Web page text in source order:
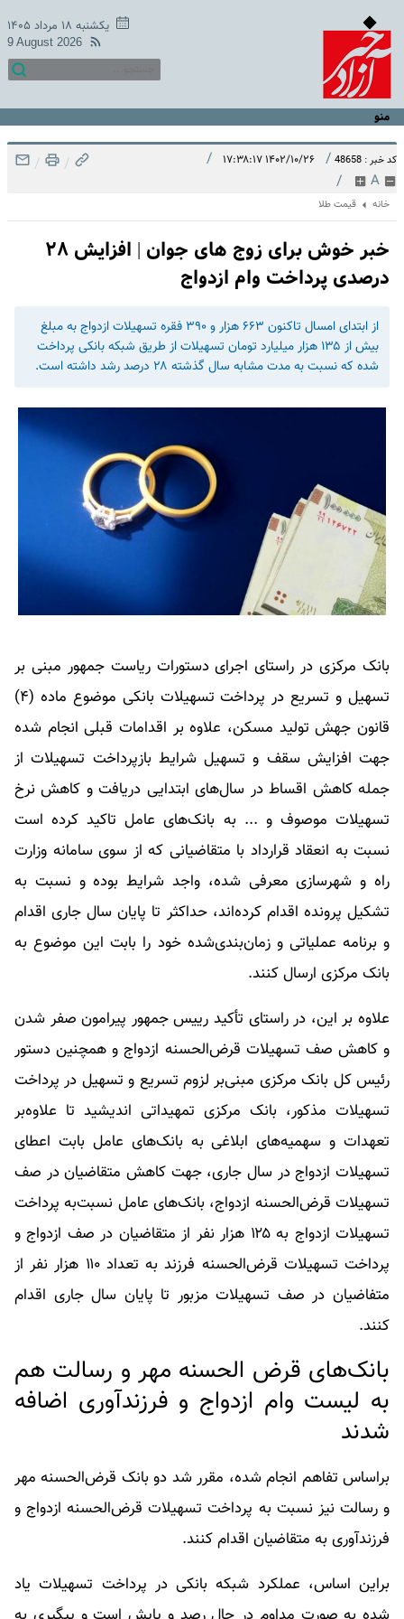
یکشنبه ۱۸ مرداد ۱۴۰۵
9 August 2026
منو
کد خبر : 48658 / ۱۴۰۲/۱۰/۲۶ ۱۷:۳۸:۱۷ /
A
/
/
/
خانه قیمت طلا
خبر خوش برای زوج های جوان | افزایش ۲۸
درصدی پرداخت وام ازدواج
از ابتدای امسال تاکنون ۶۶۳ هزار و ۳۹۰ فقره تسهیلات ازدواج به مبلغ
بیش از ۱۳۵ هزار میلیارد تومان تسهیلات از طریق شبکه بانکی پرداخت
شده که نسبت به مدت مشابه سال گذشته ۲۸ درصد رشد داشته است.
بانک مرکزی در راستای اجرای دستورات ریاست جمهور مبنی‌ بر
تسهیل و تسریع در پرداخت تسهیلات بانکی موضوع ماده (۴)
قانون جهش تولید مسکن، علاوه بر اقدامات قبلی انجام شده
جهت افزایش سقف و تسهیل شرایط بازپرداخت تسهیلات از
جمله کاهش اقساط در سال‌های ابتدایی دریافت و کاهش نرخ
تسهیلات موصوف و ... به بانک‌های عامل تاکید کرده است
نسبت به انعقاد قرارداد با متقاضیانی که از سوی سامانه وزارت
راه و شهرسازی معرفی شده، واجد شرایط بوده و نسبت به
تشکیل پرونده اقدام کرده‌اند، حداکثر تا پایان سال جاری اقدام
و برنامه عملیاتی و زمان‌بندی‌شده خود را بابت این موضوع به
بانک مرکزی ارسال کنند.‌
علاوه بر این، در راستای تأکید رییس جمهور پیرامون صفر شدن
و کاهش صف تسهیلات قرض‌الحسنه ازدواج و همچنین دستور
رئیس کل بانک مرکزی مبنی‌بر لزوم تسریع و تسهیل در پرداخت
تسهیلات مذکور، بانک مرکزی تمهیداتی اندیشید تا علاوه‌بر
تعهدات و سهمیه‌های ابلاغی به بانک‌های عامل بابت اعطای
تسهیلات ازدواج در سال جاری، جهت کاهش متقاضیان در صف
تسهیلات قرض‌الحسنه ازدواج، بانک‌های عامل نسبت‌به پرداخت
تسهیلات ازدواج به ۱۲۵ هزار نفر از متقاضیان در صف ازدواج و
پرداخت تسهیلات قرض‌الحسنه فرزند به تعداد ۱۱۰ هزار نفر از
متفاضیان در صف تسهیلات مزبور تا پایان سال جاری اقدام
کنند.
بانک‌های قرض الحسنه مهر و رسالت هم
به لیست وام ازدواج و فرزندآوری اضافه
شدند
براساس تفاهم انجام‌ شده، مقرر شد دو بانک قرض‌الحسنه مهر
و رسالت نیز نسبت به پرداخت تسهیلات قرض‌الحسنه ازدواج و
فرزندآوری به متقاضیان اقدام کنند.
براین اساس، عملکرد شبکه بانکی در پرداخت تسهیلات یاد